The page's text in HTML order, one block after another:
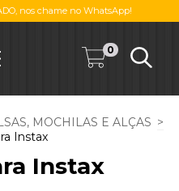
nos chame no WhatsApp!
0
MOCHILAS E ALÇAS >
Instax
Instax